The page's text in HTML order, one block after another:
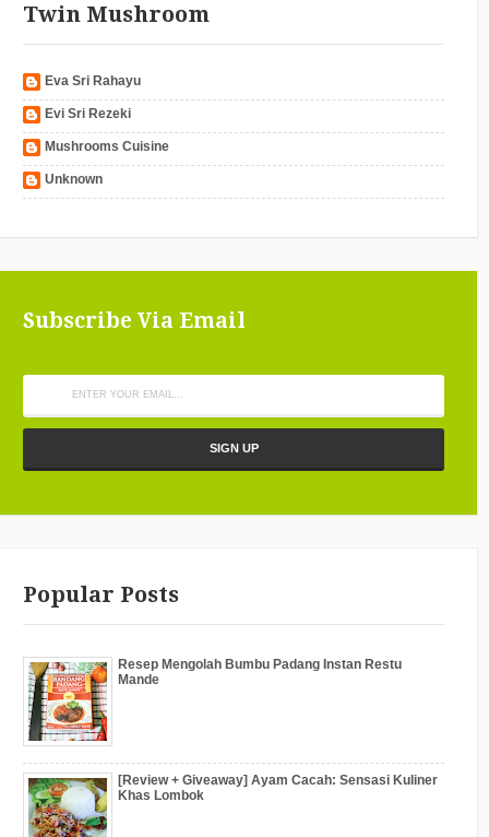
Twin Mushroom
Eva Sri Rahayu
Evi Sri Rezeki
Mushrooms Cuisine
Unknown
Subscribe Via Email
Popular Posts
Resep Mengolah Bumbu Padang Instan Restu
Mande
[Review + Giveaway] Ayam Cacah: Sensasi Kuliner
Khas Lombok